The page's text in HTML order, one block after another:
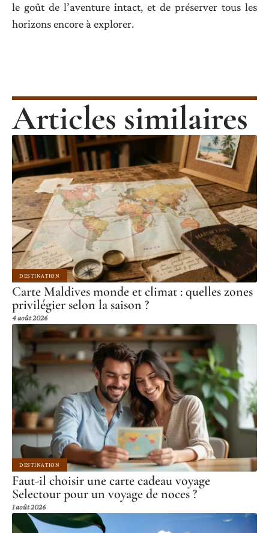
le goût de l’aventure intact, et de préserver tous les
horizons encore à explorer.
Articles similaires
DESTINATION
Carte Maldives monde et climat : quelles zones
privilégier selon la saison ?
4 août 2026
DESTINATION
Faut-il choisir une carte cadeau voyage
Selectour pour un voyage de noces ?
1 août 2026